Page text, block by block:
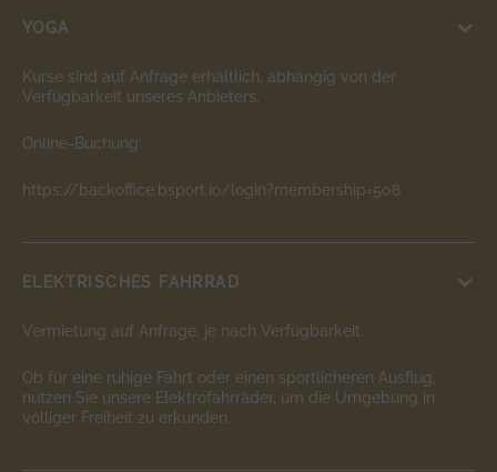
YOGA
Kurse sind auf Anfrage erhältlich, abhängig von der
Verfügbarkeit unseres Anbieters.
Online-Buchung:
https://backoffice.bsport.io/login?membership=508
ELEKTRISCHES FAHRRAD
Vermietung auf Anfrage, je nach Verfügbarkeit.
Ob für eine ruhige Fahrt oder einen sportlicheren Ausflug,
nutzen Sie unsere Elektrofahrräder, um die Umgebung in
völliger Freiheit zu erkunden.